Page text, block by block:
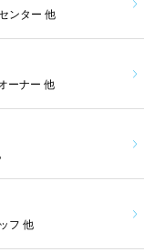
ンター 他
ーナー 他
フ 他